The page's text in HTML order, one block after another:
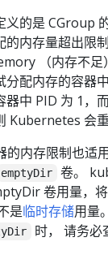
义的是 CGroup
的内存量超出限
（内存不足
分配内存的容器
器中 PID 为 1，
Kubernetes 会重
的内存限制也适
emptyDir 卷。
卷用量，
是临时存储用量
时， 请务必